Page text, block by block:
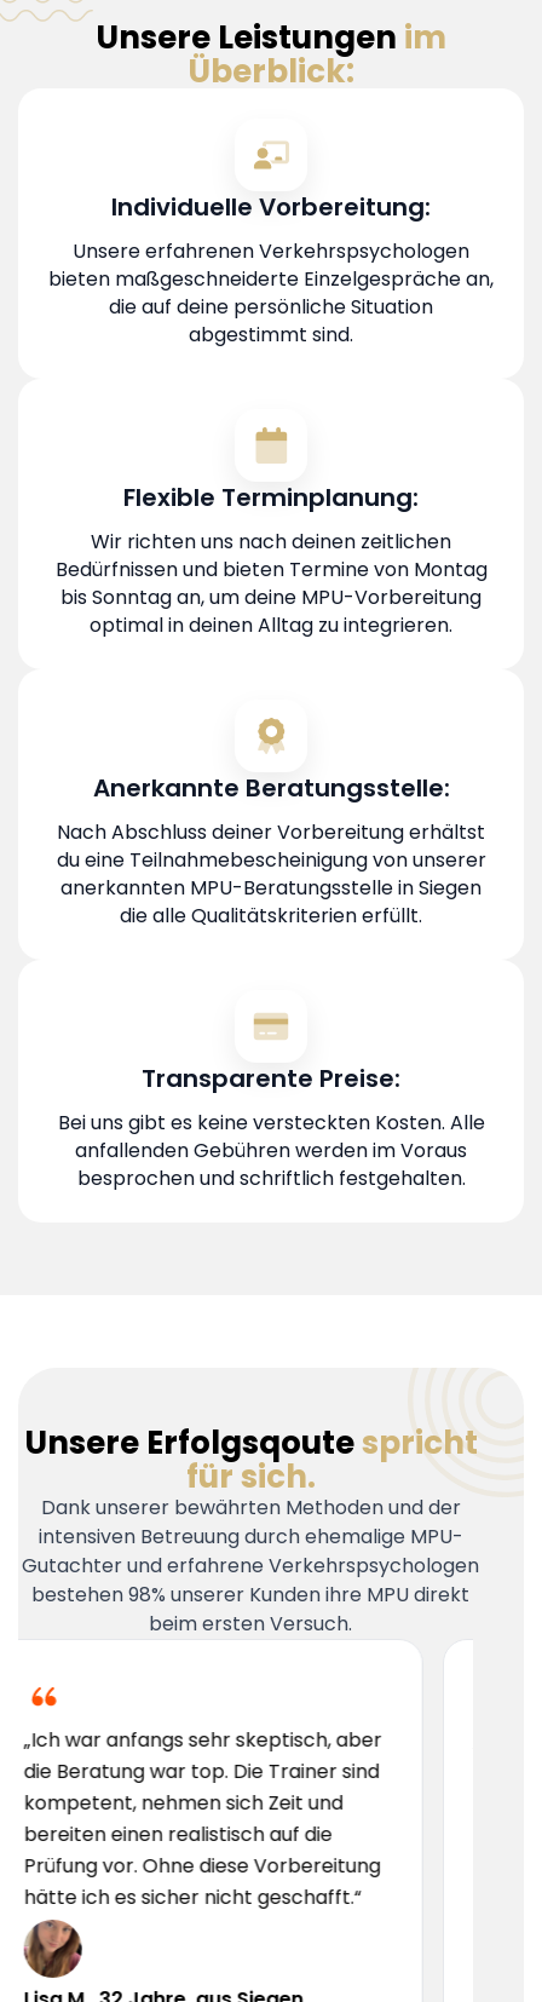
Unsere Leistungen im
Überblick:
Individuelle Vorbereitung:
Unsere erfahrenen Verkehrspsychologen
bieten maßgeschneiderte Einzelgespräche an,
die auf deine persönliche Situation
abgestimmt sind.
Flexible Terminplanung:
Wir richten uns nach deinen zeitlichen
Bedürfnissen und bieten Termine von Montag
bis Sonntag an, um deine MPU-Vorbereitung
optimal in deinen Alltag zu integrieren.
Anerkannte Beratungsstelle:
Nach Abschluss deiner Vorbereitung erhältst
du eine Teilnahmebescheinigung von unserer
anerkannten MPU-Beratungsstelle in Siegen
die alle Qualitätskriterien erfüllt.
Transparente Preise:
Bei uns gibt es keine versteckten Kosten. Alle
anfallenden Gebühren werden im Voraus
besprochen und schriftlich festgehalten.
Unsere Erfolgsqoutespricht
für sich.
Dank unserer bewährten Methoden und der
intensiven Betreuung durch ehemalige MPU-
Gutachter und erfahrene Verkehrspsychologen
bestehen 98% unserer Kunden ihre MPU direkt
beim ersten Versuch.
sehr skeptisch, aber
war top. Die Trainer sind
sich Zeit und
realistisch auf die
diese Vorbereitung
nicht geschafft.“
„Ich hatte große
aber hier wurde ich
vorbereitet. Das
die Vorbereitung nur
empfehlen!“